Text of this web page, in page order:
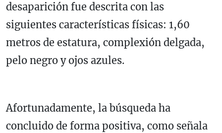
desaparición fue descrita con las
siguientes características físicas: 1,60
metros de estatura, complexión delgada,
pelo negro y ojos azules.
Afortunadamente, la búsqueda ha
concluido de forma positiva, como señala